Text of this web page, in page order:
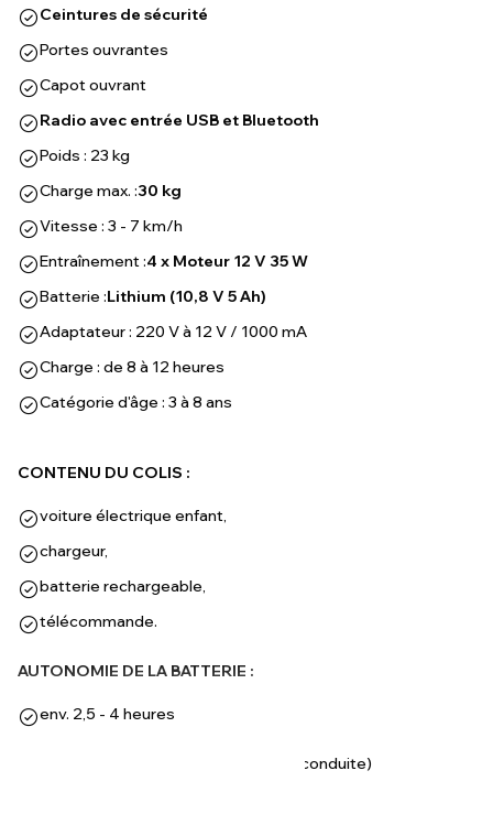
Ceintures de sécurité
Portes ouvrantes
Capot ouvrant
Radio avec entrée USB et Bluetooth
Poids : 23 kg
Charge max. :30 kg
Vitesse : 3 - 7 km/h
Entraînement :4 x Moteur 12 V 35 W
Batterie :Lithium (10,8 V 5 Ah)
Adaptateur : 220 V à 12 V / 1000 mA
Charge : de 8 à 12 heures
Catégorie d'âge : 3 à 8 ans
CONTENU DU COLIS :
voiture électrique enfant,
chargeur,
batterie rechargeable,
télécommande.
AUTONOMIE DE LA BATTERIE :
env. 2,5 - 4 heures
(selon le terrain, le poids et le style de conduite)